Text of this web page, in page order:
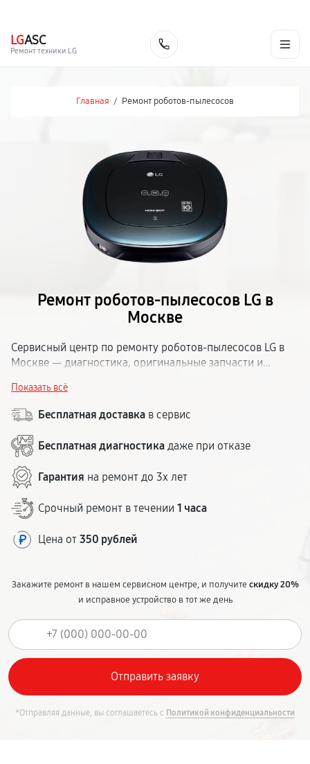
LGASC
Ремонт техники LG
Главная / Ремонт роботов-пылесосов
Ремонт роботов-пылесосов LG в
Москве
Сервисный центр по ремонту роботов-пылесосов LG в
Москве — диагностика, оригинальные запчасти и
закажите выезд мастера. Стоимость называем до начала
ремонта.
Показать всё
Бесплатная доставка в сервис
Бесплатная диагностика даже при отказе
Гарантия на ремонт до 3х лет
Срочный ремонт в течении 1 часа
Цена от 350 рублей
Закажите ремонт в нашем сервисном центре, и получитескидку 20%
и исправное устройство в тот же день
*Отправляя данные, вы соглашаетесь с Политикой конфиденциальности